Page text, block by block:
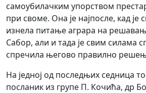
самоубилачким упорством
при своме. Она је најпосле, кад је
изнела питање аграра на
Сабор, али и тада је свим силама
спречила његово правилно
На једној од последњих седница
посланик из групе П. Кочића, др